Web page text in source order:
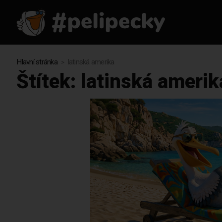
Hlavní stránka latinská amerika
Štítek: latinská